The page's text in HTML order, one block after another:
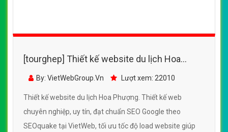
[tourghep] Thiết kế website du lịch Hoa
Phượng đẹp, chuyên nghiệp chuẩn SEO
By: VietWebGroup.Vn Lượt xem: 22010
Thiết kế website du lịch Hoa Phượng. Thiết kế web
chuyên nghiệp, uy tín, đạt chuẩn SEO Google theo
SEOquake tại VietWeb, tối ưu tốc độ load website giúp